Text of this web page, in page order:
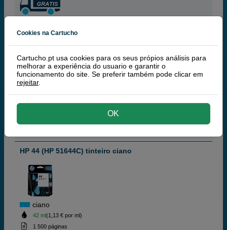
64, €
52,03 € iva ex
ARTIGO DESCONTINUADO
HP 44 (HP 51644C) tinteiro ciano
ciano
42 ml(1,13 € por ml)
1 500 páginas
Cookies na Cartucho
Cartucho.pt usa cookies para os seus própios análisis para
melhorar a experiência do usuario e garantir o
funcionamento do site. Se preferir também pode clicar em
rejeitar.
OK